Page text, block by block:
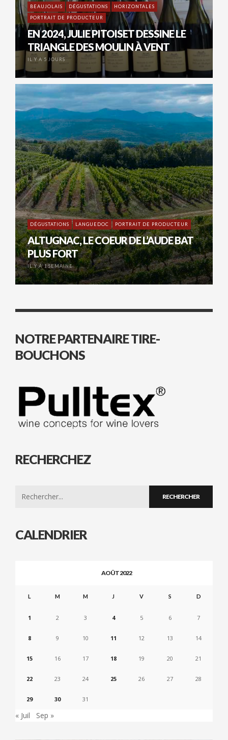
BEAUJOLAIS DÉGUSTATIONS
HORIZONTALES
PORTRAIT DE PRODUCTEUR
EN 2024, JULIE PITOISET DESSINE LE
TRIANGLE DES MOULIN À VENT
IL Y A 5 JOURS
DÉGUSTATIONS LANGUEDOC PORTRAIT DE PRODUCTEUR
ALTUGNAC, LE COEUR DE L’AUDE BAT
PLUS FORT
IL Y A 1 SEMAINE
NOTRE PARTENAIRE TIRE-
BOUCHONS
RECHERCHEZ
CALENDRIER
AOÛT 2022
L M M J V S D
1 2 3 4 5 6 7
8 9 10 11 12 13 14
15 16 17 18 19 20 21
22 23 24 25 26 27 28
29 30 31
« Juil Sep »